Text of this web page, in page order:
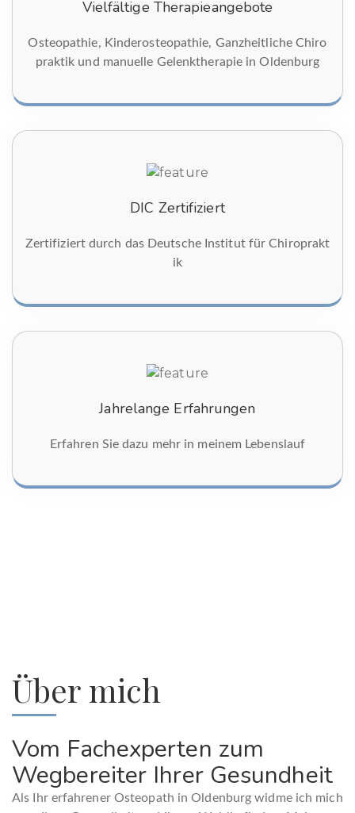
Vielfältige Therapieangebote
Osteopathie, Kinderosteopathie, Ganzheitliche Chiro
praktik und manuelle Gelenktherapie in Oldenburg
DIC Zertifiziert
Zertifiziert durch das Deutsche Institut für Chiroprakt
ik
Jahrelange Erfahrungen
Erfahren Sie dazu mehr in meinem Lebenslauf
Über mich
Vom Fachexperten zum
Wegbereiter Ihrer Gesundheit
Als Ihr erfahrener Osteopath in Oldenburg widme ich mich